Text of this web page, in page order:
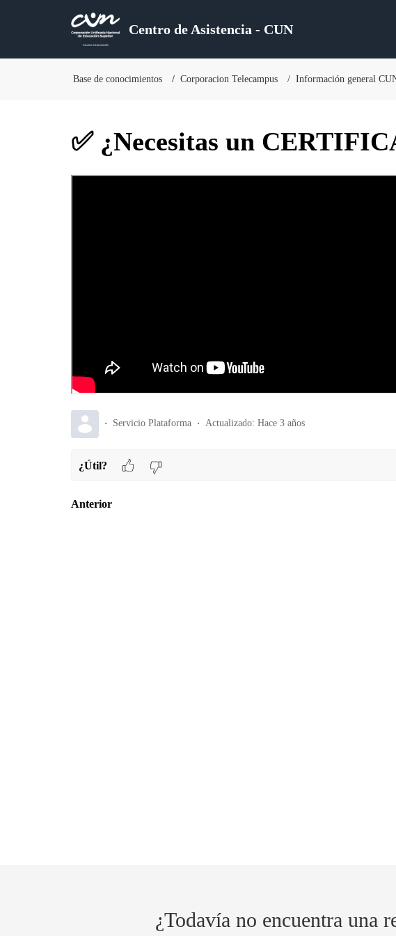
Centro de Asistencia - CUN
Base de conocimientos Corporacion Telecampus Información general
✅ ¿Necesitas un
Servicio Plataforma Actualizado: Hace 3 años
¿Útil?
Anterior
¿Todavía no encuentra una